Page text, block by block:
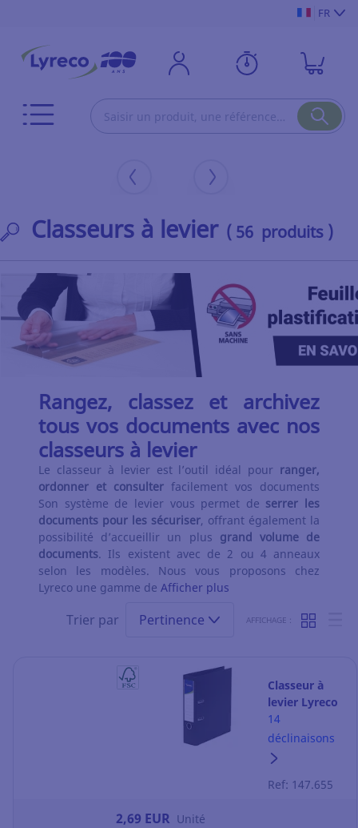
FR
Classeurs à levier ( 56 produits )
Rangez, classez et archivez
tous vos documents avec nos
classeurs à levier
Le classeur à levier est l’outil idéal pour ranger,
ordonner et consulter facilement vos documents
Son système de levier vous permet de serrer les
documents pour les sécuriser, offrant également la
possibilité d’accueillir un plus grand volume de
documents. Ils existent avec de 2 ou 4 anneaux
selon les modèles. Nous vous proposons chez
Lyreco une gamme de Afficher plus
Trier par Pertinence AFFICHAGE :
Classeur à
levier Lyreco
- dos 8 cm -
noir
14
déclinaisons
Ref: 147.655
2,69 EUR Unité